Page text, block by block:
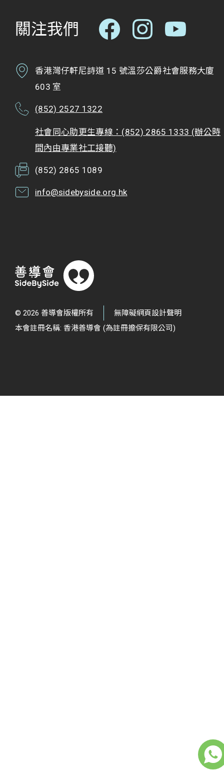
關注我們
香港灣仔軒尼詩道 15 號溫莎公爵社會服務大廈
603 室
(852) 2527 1322
社會同心助更生專線：(852) 2865 1333 (辦公時
間內由專業社工接聽)
(852) 2865 1089
info@sidebyside.org.hk
© 2026 善導會版權所有
無障礙網頁設計聲明
本會註冊名稱: 香港善導會 (為註冊擔保有限公司)